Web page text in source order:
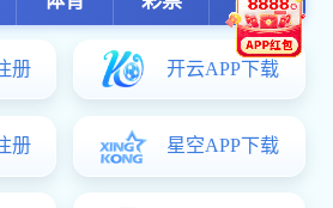
筑牢实习安全防线 赋能职场成
深耕校内实训 夯实就业根基
职引未来 跃见精彩——会计与
校企携手筑平台 实习赋能促成